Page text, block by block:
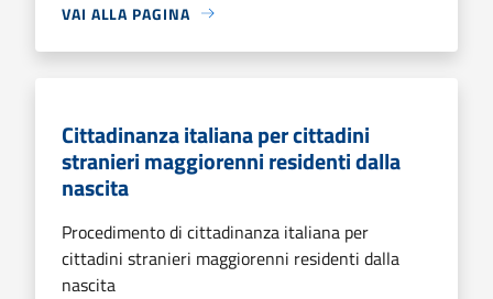
VAI ALLA PAGINA
Cittadinanza italiana per cittadini
stranieri maggiorenni residenti dalla
nascita
Procedimento di cittadinanza italiana per
cittadini stranieri maggiorenni residenti dalla
nascita